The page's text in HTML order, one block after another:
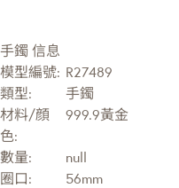
手鐲 信息
模型編號: R27489
類型:
手鐲
材料/顔
色:
999.9黃金
數量:
null
圈口:
56mm